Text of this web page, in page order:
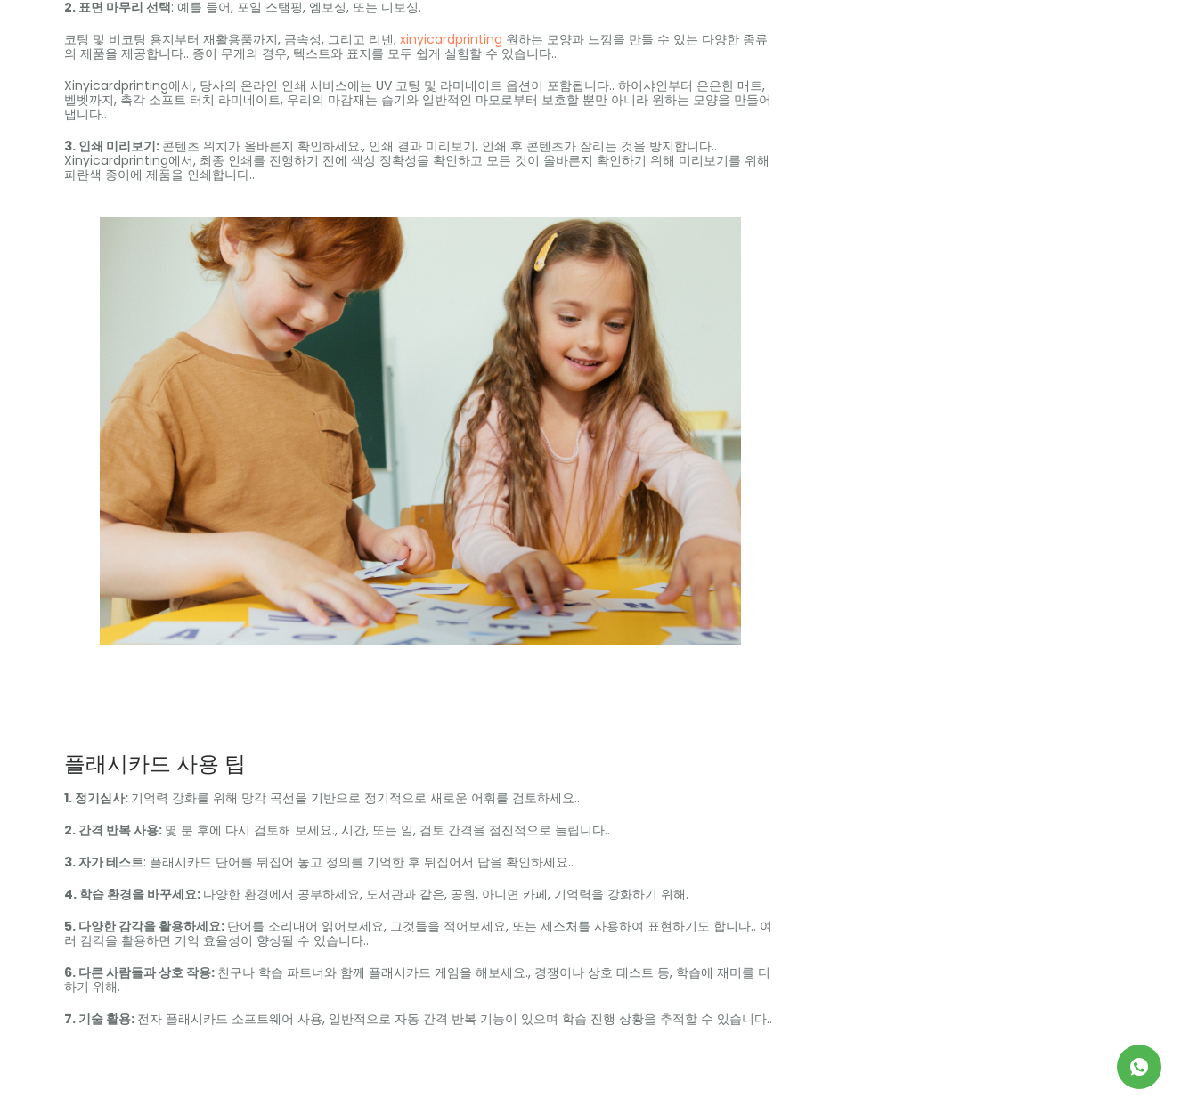
2. 표면 마무리 선택: 예를 들어, 포일 스탬핑, 엠보싱, 또는 디보싱.
코팅 및 비코팅 용지부터 재활용품까지, 금속성, 그리고 리넨, xinyicardprinting 원하는 모양과 느낌을 만들 수 있는 다양한 종류
의 제품을 제공합니다.. 종이 무게의 경우, 텍스트와 표지를 모두 쉽게 실험할 수 있습니다..
Xinyicardprinting에서, 당사의 온라인 인쇄 서비스에는 UV 코팅 및 라미네이트 옵션이 포함됩니다.. 하이샤인부터 은은한 매트,
벨벳까지, 촉각 소프트 터치 라미네이트, 우리의 마감재는 습기와 일반적인 마모로부터 보호할 뿐만 아니라 원하는 모양을 만들어
냅니다..
3. 인쇄 미리보기: 콘텐츠 위치가 올바른지 확인하세요., 인쇄 결과 미리보기, 인쇄 후 콘텐츠가 잘리는 것을 방지합니다..
Xinyicardprinting에서, 최종 인쇄를 진행하기 전에 색상 정확성을 확인하고 모든 것이 올바른지 확인하기 위해 미리보기를 위해
파란색 종이에 제품을 인쇄합니다..
플래시카드 사용 팁
1. 정기심사: 기억력 강화를 위해 망각 곡선을 기반으로 정기적으로 새로운 어휘를 검토하세요..
2. 간격 반복 사용: 몇 분 후에 다시 검토해 보세요., 시간, 또는 일, 검토 간격을 점진적으로 늘립니다..
3. 자가 테스트: 플래시카드 단어를 뒤집어 놓고 정의를 기억한 후 뒤집어서 답을 확인하세요..
4. 학습 환경을 바꾸세요: 다양한 환경에서 공부하세요, 도서관과 같은, 공원, 아니면 카페, 기억력을 강화하기 위해.
5. 다양한 감각을 활용하세요: 단어를 소리내어 읽어보세요, 그것들을 적어보세요, 또는 제스처를 사용하여 표현하기도 합니다.. 여
러 감각을 활용하면 기억 효율성이 향상될 수 있습니다..
6. 다른 사람들과 상호 작용: 친구나 학습 파트너와 함께 플래시카드 게임을 해보세요., 경쟁이나 상호 테스트 등, 학습에 재미를 더
하기 위해.
7. 기술 활용: 전자 플래시카드 소프트웨어 사용, 일반적으로 자동 간격 반복 기능이 있으며 학습 진행 상황을 추적할 수 있습니다..